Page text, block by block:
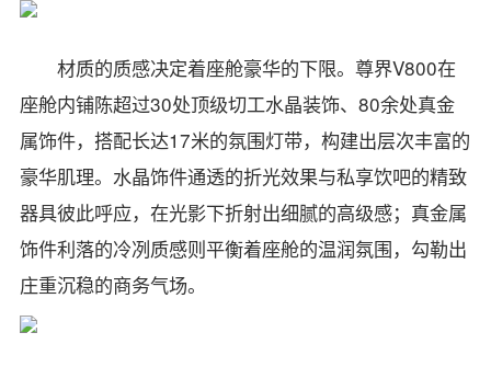
材质的质感决定着座舱豪华的下限。尊界V800在
座舱内铺陈超过30处顶级切工水晶装饰、80余处真金
属饰件，搭配长达17米的氛围灯带，构建出层次丰富的
豪华肌理。水晶饰件通透的折光效果与私享饮吧的精致
器具彼此呼应，在光影下折射出细腻的高级感；真金属
饰件利落的冷冽质感则平衡着座舱的温润氛围，勾勒出
庄重沉稳的商务气场。